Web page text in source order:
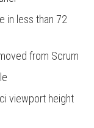
in less than 72
from Scrum
viewport height